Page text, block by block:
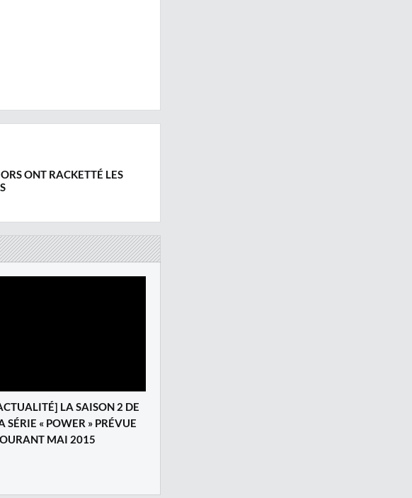
ONT RACKETTÉ LES
LA SAISON 2 DE
SÉRIE « POWER » PRÉVUE
MAI 2015